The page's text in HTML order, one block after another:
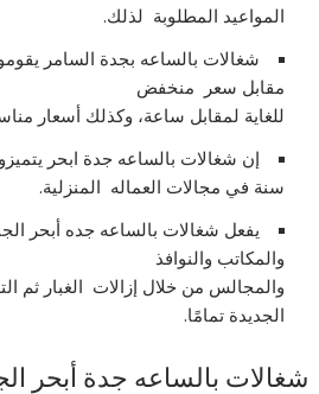
المواعيد المطلوبة لذلك.
شغالات بالساعه بجدة السامر
مقابل سعر منخفض
للغاية لمقابل ساعة، وكذلك أسعار
سنة في مجالات العماله المنزلية.
يفعل شغالات بالساعه جده أبحر
والمكاتب والنوافذ
والمجالس من خلال إزالات الغبار ثم
الجديدة تمامًا.
شغالات بالساعه جدة أبحر